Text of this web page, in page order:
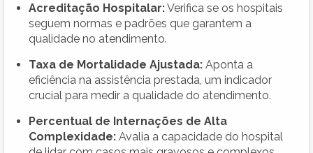
Acreditação Hospitalar:Verifica se os hospitais
seguem normas e padrões que garantem a
qualidade no atendimento.
Taxa de Mortalidade Ajustada: Aponta a
eficiência na assistência prestada, um indicador
crucial para medir a qualidade do atendimento.
Percentual de Internações de Alta
Complexidade: Avalia a capacidade do hospital